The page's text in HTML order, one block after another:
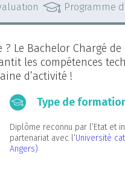
Programme
Le Bachelor Chargé
les compétences
d’activité !
Type de
Diplôme reconnu par l’Etat et
partenariat avec l’Université
Angers)